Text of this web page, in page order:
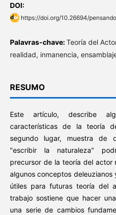
DOI:
https://doi.org/10.26694/
Palavras-chave:Teoría del
realidad, inmanencia,
RESUMO
Este artículo, describe
características de la teoría
segundo lugar, muestra de
"escribir la naturaleza"
precursor de la teoría del actor
algunos conceptos
útiles para futuras teoría del
trabajo sostiene que hacer
una serie de cambios